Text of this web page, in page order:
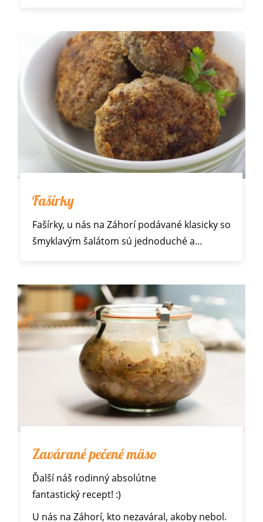
Fašírky
Fašírky, u nás na Záhorí podávané klasicky so
šmyklavým šalátom sú jednoduché a…
Zavárané pečené mäso
Ďalší náš rodinný absolútne
fantastický recept! :)
U nás na Záhorí, kto nezaváral, akoby nebol.